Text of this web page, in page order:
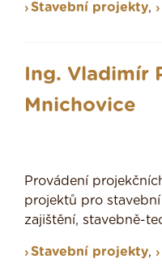
Stavební projekty,
Ing. Vladimír
Mnichovice
Provádení
projektů pro
zajištění, stavebně-
Stavební projekty,